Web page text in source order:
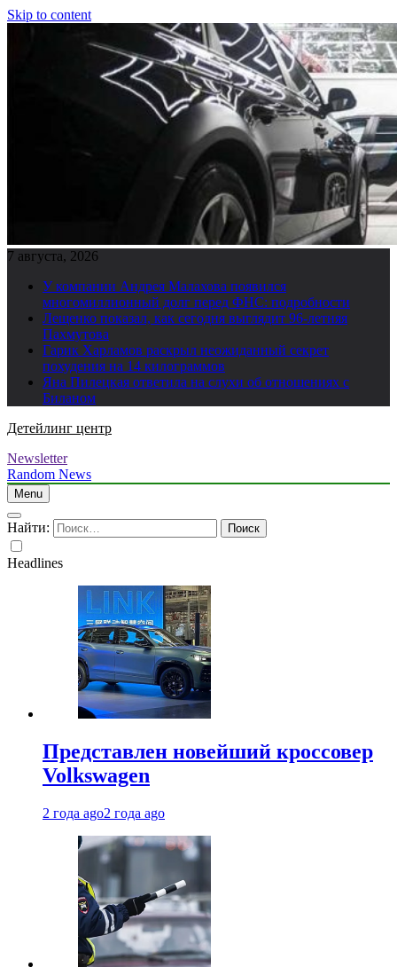
Skip to content
7 августа, 2026
У компании Андрея Малахова появился
многомиллионный долг перед ФНС: подробности
Лещенко показал, как сегодня выглядит 96-летняя
Пахмутова
Гарик Харламов раскрыл неожиданный секрет
похудения на 14 килограммов
Яна Пилецкая ответила на слухи об отношениях с
Биланом
Детейлинг центр
Newsletter
Random News
Menu
Найти:
Headlines
Представлен новейший кроссовер
Volkswagen
2 года ago2 года ago